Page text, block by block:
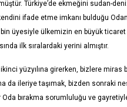
Türkiye’de ekmeğini sudan-
ifade etme imkanı bulduğu
bin üyesiyle ülkemizin en büyük ticaret
ilk sıralardaki yerini almıştır.
yüzyılına girerken, bizlere miras
da ileriye taşımak, bizden sonraki
bırakma sorumluluğu ve